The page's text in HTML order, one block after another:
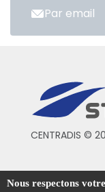
Par email
CENTRADIS ©
Conditions
Nous respectons